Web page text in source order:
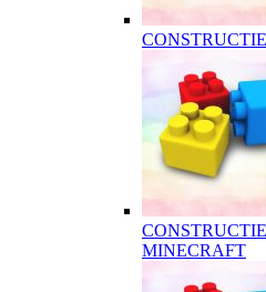
MINECRAFT